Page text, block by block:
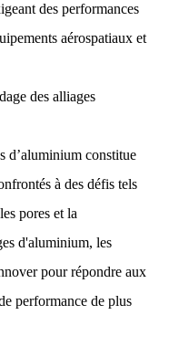
des performances
aérospatiaux et
des alliages
d’aluminium constitue
à des défis tels
pores et la
d'aluminium, les
pour répondre aux
performance de plus